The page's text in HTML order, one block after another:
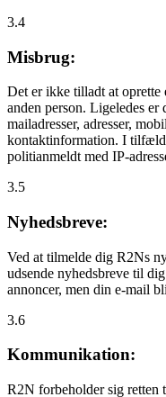
3.4
Misbrug:
Det er ikke tilladt at oprette
anden person. Ligeledes
mailadresser, adresser,
kontaktinformation. I
politianmeldt med IP-
3.5
Nyhedsbreve:
Ved at tilmelde dig R2Ns
udsende nyhedsbreve til
annoncer, men din e-mail
3.6
Kommunikation:
R2N forbeholder sig retten